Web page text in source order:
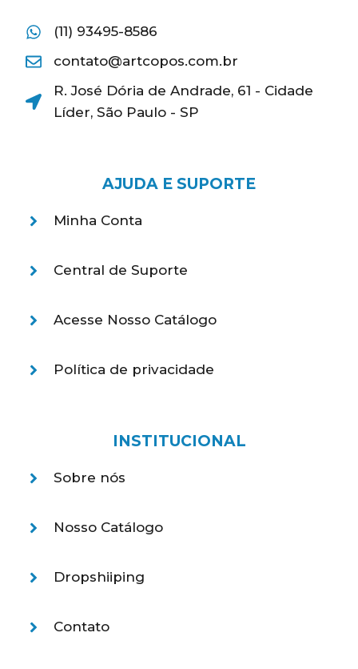
(11) 93495-8586
contato@artcopos.com.br
R. José Dória de Andrade, 61 - Cidade
Líder, São Paulo - SP
AJUDA E SUPORTE
Minha Conta
Central de Suporte
Acesse Nosso Catálogo
Política de privacidade
INSTITUCIONAL
Sobre nós
Nosso Catálogo
Dropshiiping
Contato